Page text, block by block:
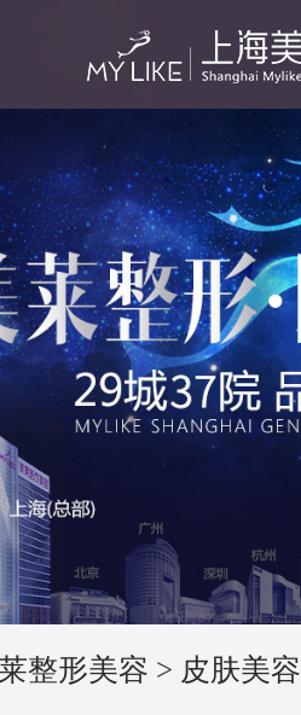
整形美容 > 皮肤美容